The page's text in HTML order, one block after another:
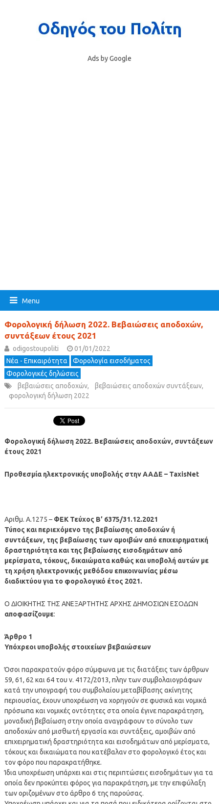
Ads by Google
Menu
Φορολογική δήλωση 2022. Βεβαιώσεις αποδοχών,
συντάξεων έτους 2021
odigostoupoliti
01/01/2022
Νέα - Επικαιρότητα
Φορολογία εισοδήματος
Φορολογικές δηλώσεις
βεβαιώσεις αποδοχών, βεβαιώσεις αποδοχών συντάξεων,
φορολογική δήλωση 2022
Φορολογική δήλωση 2022. Βεβαιώσεις αποδοχών, συντάξεων
έτους 2021
Προθεσμία ηλεκτρονικής υποβολής στην ΑΑΔΕ – TaxisNet
Αριθμ. Α.1275 – ΦΕΚ Τεύχος B’ 6375/31.12.2021
Τύπος και περιεχόμενο της βεβαίωσης αποδοχών ή
συντάξεων, της βεβαίωσης των αμοιβών από επιχειρηματική
δραστηριότητα και της βεβαίωσης εισοδημάτων από
μερίσματα, τόκους, δικαιώματα καθώς και υποβολή αυτών με
τη χρήση ηλεκτρονικής μεθόδου επικοινωνίας μέσω
διαδικτύου για το φορολογικό έτος 2021.
Ο ΔΙΟΙΚΗΤΗΣ ΤΗΣ ΑΝΕΞΑΡΤΗΤΗΣ ΑΡΧΗΣ ΔΗΜΟΣΙΩΝ ΕΣΟΔΩΝ
αποφασίζουμε:
Άρθρο 1
Υπόχρεοι υποβολής στοιχείων βεβαιώσεων
Όσοι παρακρατούν φόρο σύμφωνα με τις διατάξεις των άρθρων
59, 61, 62 και 64 του ν. 4172/2013, πλην των συμβολαιογράφων
κατά την υπογραφή του συμβολαίου μεταβίβασης ακίνητης
περιουσίας, έχουν υποχρέωση να χορηγούν σε φυσικά και νομικά
πρόσωπα και νομικές οντότητες στα οποία έγινε παρακράτηση,
μοναδική βεβαίωση στην οποία αναγράφουν το σύνολο των
αποδοχών από μισθωτή εργασία και συντάξεις, αμοιβών από
επιχειρηματική δραστηριότητα και εισοδημάτων από μερίσματα,
τόκους και δικαιώματα που κατέβαλαν στο φορολογικό έτος και
τον φόρο που παρακρατήθηκε.
Ίδια υποχρέωση υπάρχει και στις περιπτώσεις εισοδημάτων για τα
οποία δεν προκύπτει φόρος για παρακράτηση, με την επιφύλαξη
των οριζομένων στο άρθρο 6 της παρούσας.